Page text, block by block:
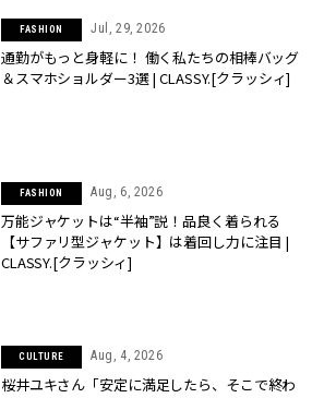
FASHION Jul, 29, 2026
通勤がもっと身軽に！ 働く私たちの相棒バッグ
＆スマホショルダー3選 | CLASSY.[クラッシィ]
FASHION Aug, 6, 2026
万能ジャケットは“半袖”説！品良く着られる
【サファリ型ジャケット】は着回し力に注目 |
CLASSY.[クラッシィ]
CULTURE Aug, 4, 2026
桜井ユキさん「安定に満足したら、そこで終わ